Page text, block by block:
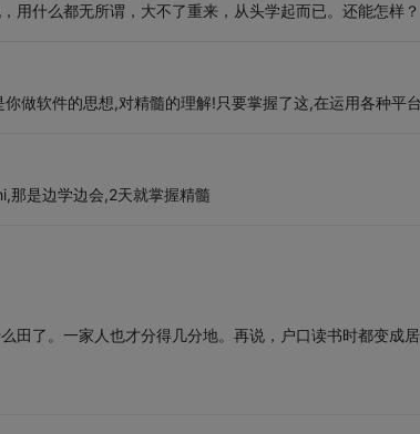
用什么都无所谓，大不了重来，从头学起而已。还能怎样？
做软件的思想,对精髓的理解!只要掌握了这,在运用各种平
那是边学边会,2天就掌握精髓
田了。一家人也才分得几分地。再说，户口读书时都变成